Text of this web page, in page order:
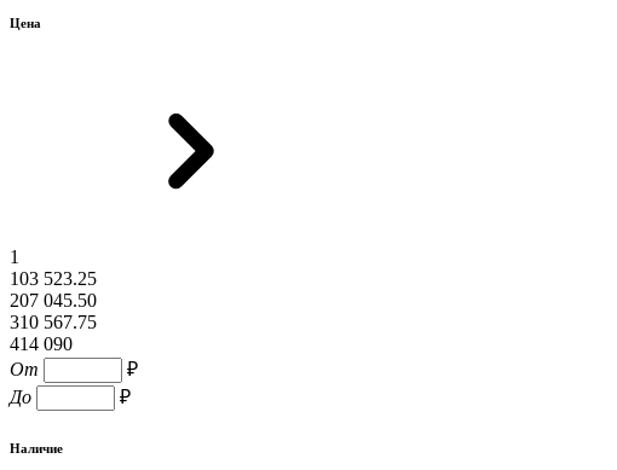
Цена
1
103 523.25
207 045.50
310 567.75
414 090
От
₽
До
₽
Наличие